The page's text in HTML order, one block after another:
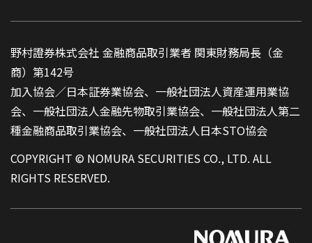
野村證券株式会社 金融商品取引業者 関東財務局長（金
商）第142号
加入協会／日本証券業協会、一般社団法人資産運用業協
会、一般社団法人金融先物取引業協会、一般社団法人第二
種金融商品取引業協会、一般社団法人日本STO協会
COPYRIGHT © NOMURA SECURITIES CO., LTD. ALL
RIGHTS RESERVED.